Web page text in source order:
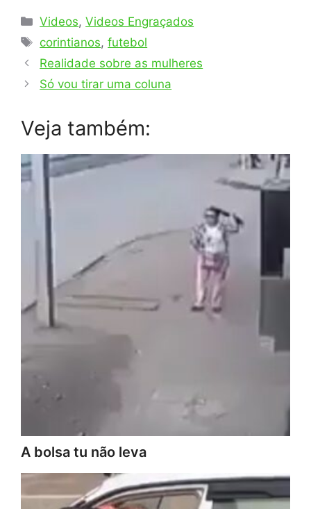
Categorias
Videos,Videos Engraçados
Tags
corintianos,futebol
Realidade sobre as mulheres
Só vou tirar uma coluna
Veja também:
A bolsa tu não leva